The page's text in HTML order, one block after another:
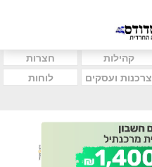
קהילות
חצרות
צרכנות ועסקים
לוחות